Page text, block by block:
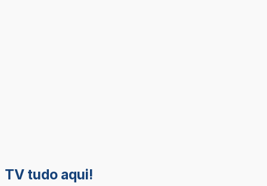
TV tudo aqui!